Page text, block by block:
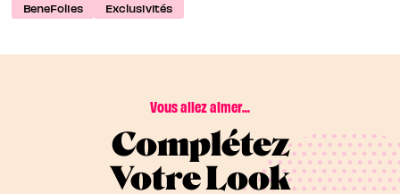
BeneFolies
Exclusivités
Vous allez aimer...
Complétez
Votre Look